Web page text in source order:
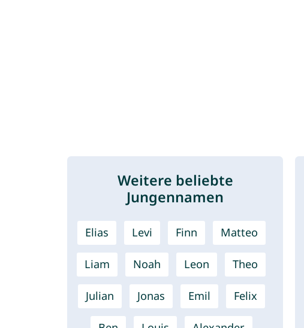
Weitere beliebte
Jungennamen
Elias Levi Finn Matteo
Liam Noah Leon Theo
Julian Jonas Emil Felix